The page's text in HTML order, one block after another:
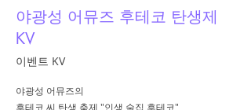
야광성 어뮤즈 후테코 탄생제
KV
이벤트 KV
야광성 어뮤즈의
후테코 씨 탄생 축제 "인생 술집 후테코"